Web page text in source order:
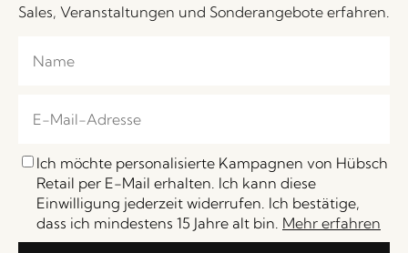
Sales, Veranstaltungen und Sonderangebote erfahren.
Ich möchte personalisierte Kampagnen von Hübsch
Retail per E-Mail erhalten. Ich kann diese
Einwilligung jederzeit widerrufen. Ich bestätige,
dass ich mindestens 15 Jahre alt bin. Mehr erfahren